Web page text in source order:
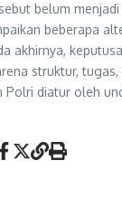
belum
beberapa
akhirnya,
struktur, tugas,
diatur oleh